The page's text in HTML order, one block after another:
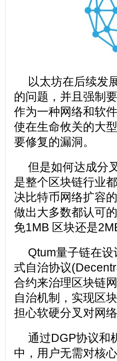
以太坊在后续发
的问题，并且强制
作为一种网络和软
使在生命攸关的大
要修复的漏洞。
但是如何达成分
是整个区块链行业
决比特币网络扩容
做出大多数都认可
免1MB 区块还是
Qtum量子链在
式自治协议
合约来治理区块链
自治机制，实现区
担心软硬分叉对网
通过DGP协议和
中，用户无需对核